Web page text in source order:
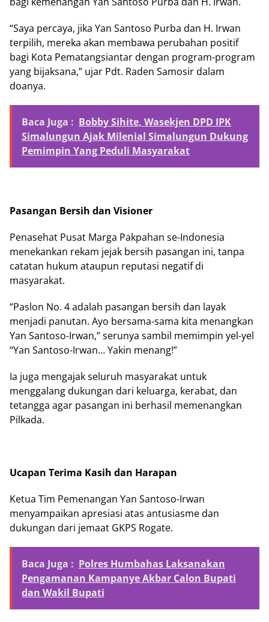
“Saya percaya, jika Yan Santoso Purba dan H. Irwan
terpilih, mereka akan membawa perubahan positif
bagi Kota Pematangsiantar dengan program-program
yang bijaksana,” ujar Pdt. Raden Samosir dalam
doanya.
Baca Juga : Bobby Sihite, Wasekjen DPD IPK
Simalungun Ajak Milenial Simalungun Dukung
Pemimpin Yang Peduli Masyarakat
Pasangan Bersih dan Visioner
Penasehat Pusat Marga Pakpahan se-Indonesia
menekankan rekam jejak bersih pasangan ini, tanpa
catatan hukum ataupun reputasi negatif di
masyarakat.
“Paslon No. 4 adalah pasangan bersih dan layak
menjadi panutan. Ayo bersama-sama kita menangkan
Yan Santoso-Irwan,” serunya sambil memimpin yel-yel
“Yan Santoso-Irwan… Yakin menang!”
Ia juga mengajak seluruh masyarakat untuk
menggalang dukungan dari keluarga, kerabat, dan
tetangga agar pasangan ini berhasil memenangkan
Pilkada.
Ucapan Terima Kasih dan Harapan
Ketua Tim Pemenangan Yan Santoso-Irwan
menyampaikan apresiasi atas antusiasme dan
dukungan dari jemaat GKPS Rogate.
Baca Juga : Polres Humbahas Laksanakan
Pengamanan Kampanye Akbar Calon Bupati
dan Wakil Bupati